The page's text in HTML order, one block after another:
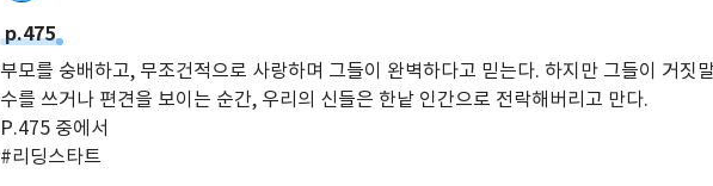
p.475
부모를 숭배하고, 무조건적으로 사랑하며 그들이 완벽하다고 믿는다. 하지만 그들이 거짓
수를 쓰거나 편견을 보이는 순간, 우리의 신들은 한낱 인간으로 전락해버리고 만다.
P.475 중에서
#리딩스타트